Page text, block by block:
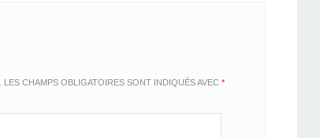
LES CHAMPS OBLIGATOIRES SONT INDIQUÉS AVEC *